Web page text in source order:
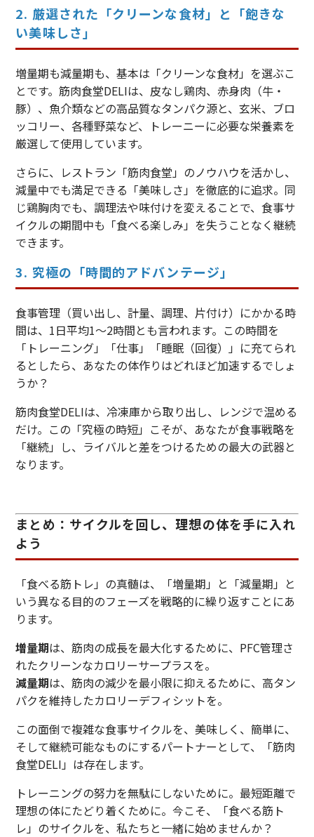
2. 厳選された「クリーンな食材」と「飽きな
い美味しさ」
増量期も減量期も、基本は「クリーンな食材」を選ぶこ
とです。筋肉食堂DELIは、皮なし鶏肉、赤身肉（牛・
豚）、魚介類などの高品質なタンパク源と、玄米、ブロ
ッコリー、各種野菜など、トレーニーに必要な栄養素を
厳選して使用しています。
さらに、レストラン「筋肉食堂」のノウハウを活かし、
減量中でも満足できる「美味しさ」を徹底的に追求。同
じ鶏胸肉でも、調理法や味付けを変えることで、食事サ
イクルの期間中も「食べる楽しみ」を失うことなく継続
できます。
3. 究極の「時間的アドバンテージ」
食事管理（買い出し、計量、調理、片付け）にかかる時
間は、1日平均1〜2時間とも言われます。この時間を
「トレーニング」「仕事」「睡眠（回復）」に充てられ
るとしたら、あなたの体作りはどれほど加速するでしょ
うか？
筋肉食堂DELIは、冷凍庫から取り出し、レンジで温める
だけ。この「究極の時短」こそが、あなたが食事戦略を
「継続」し、ライバルと差をつけるための最大の武器と
なります。
まとめ：サイクルを回し、理想の体を手に入れ
よう
「食べる筋トレ」の真髄は、「増量期」と「減量期」と
いう異なる目的のフェーズを戦略的に繰り返すことにあ
ります。
増量期は、筋肉の成長を最大化するために、PFC管理さ
れたクリーンなカロリーサープラスを。
減量期は、筋肉の減少を最小限に抑えるために、高タン
パクを維持したカロリーデフィシットを。
この面倒で複雑な食事サイクルを、美味しく、簡単に、
そして継続可能なものにするパートナーとして、「筋肉
食堂DELI」は存在します。
トレーニングの努力を無駄にしないために。最短距離で
理想の体にたどり着くために。今こそ、「食べる筋ト
レ」のサイクルを、私たちと一緒に始めませんか？